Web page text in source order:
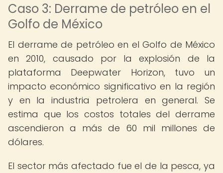
Caso 3: Derrame de petróleo en el
Golfo de México
El derrame de petróleo en el Golfo de México
en 2010, causado por la explosión de la
plataforma Deepwater Horizon, tuvo un
impacto económico significativo en la región
y en la industria petrolera en general. Se
estima que los costos totales del derrame
ascendieron a más de 60 mil millones de
dólares.
El sector más afectado fue el de la pesca, ya